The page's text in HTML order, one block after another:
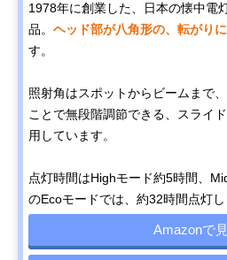
1978年に創業した、日本の懐中電
品。 ヘッド部が八角形の、転がり
す。
照射角はスポットからビームまで
ことで無段階調節できる、スライ
用しています。
点灯時間はHighモード約5時間、
のEcoモードでは、約32時間点灯し
Amazonで